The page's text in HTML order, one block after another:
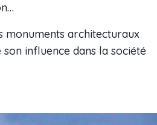
monuments architecturaux
influence dans la société